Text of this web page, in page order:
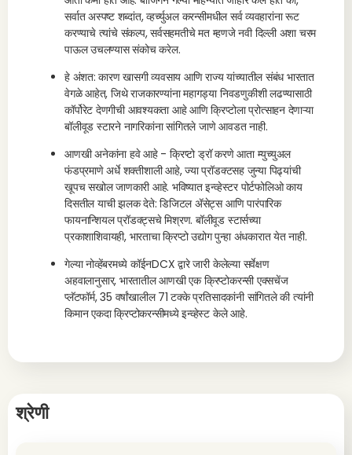
सर्वात अस्पष्ट शब्दांत, व्हर्च्युअल करन्सीमधील सर्व व्यवहारांना रूट
करण्याचे त्यांचे संकल्प, सर्वसहमतीचे मत म्हणजे नवी दिल्ली अशा चरम
पाऊल उचलण्यास संकोच करेल.
हे अंशत: कारण खासगी व्यवसाय आणि राज्य यांच्यातील संबंध भारतात
वेगळे आहेत, जिथे राजकारण्यांना महागड्या निवडणुकीशी लढण्यासाठी
कॉर्पोरेट देणगीची आवश्यकता आहे आणि क्रिप्टोला प्रोत्साहन देणाऱ्या
बॉलीवूड स्टारने नागरिकांना सांगितले जाणे आवडत नाही.
आणखी अनेकांना हवे आहे - क्रिप्टो ड्रॉ करणे आता म्युच्युअल
फंडप्रमाणे अर्धे शक्तीशाली आहे, ज्या प्रॉडक्टसह जुन्या पिढ्यांची
खूपच सखोल जाणकारी आहे. भविष्यात इन्व्हेस्टर पोर्टफोलिओ काय
दिसतील याची झलक देते: डिजिटल ॲसेट्स आणि पारंपारिक
फायनान्शियल प्रॉडक्ट्सचे मिश्रण. बॉलीवूड स्टार्सच्या
प्रकाशाशिवायही, भारताचा क्रिप्टो उद्योग पुन्हा अंधकारात येत नाही.
गेल्या नोव्हेंबरमध्ये कॉईनDCX द्वारे जारी केलेल्या सर्वेक्षण
अहवालानुसार, भारतातील आणखी एक क्रिप्टोकरन्सी एक्सचेंज
प्लॅटफॉर्म, 35 वर्षांखालील 71 टक्के प्रतिसादकांनी सांगितले की त्यांनी
किमान एकदा क्रिप्टोकरन्सीमध्ये इन्व्हेस्ट केले आहे.
श्रेणी